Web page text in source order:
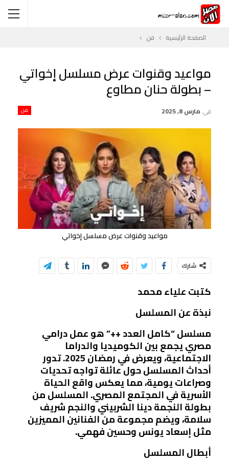
الصفحة الرئيسية فن
مواعيد وقنوات عرض مسلسل إخواتي
– بطولة حنان مطاوع
فن في مارس 8, 2025
مواعيد وقنوات عرض مسلسل إخواتي
شارك
كتبت علياء محمد
نبذة عن المسلسل
مسلسل “كامل العدد ++” هو عمل درامي
مصري يجمع بين الكوميديا والدراما
الاجتماعية، ويعرض في رمضان 2025. تدور
أحداث المسلسل حول عائلة تواجه تحديات
وصراعات يومية، مما يعكس واقع الحياة
الأسرية في المجتمع المصري. المسلسل من
بطولة النجمة دينا الشربيني والنجم شريف
سلامة، ويضم مجموعة من الفنانين المميزين
مثل إسعاد يونس وحسين فهمي.
أبطال المسلسل